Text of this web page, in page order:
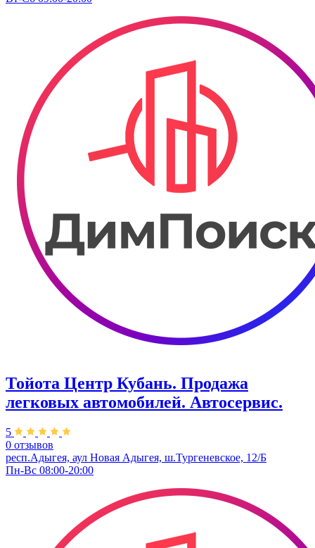
Тойота Центр Кубань. ​Продажа
легковых автомобилей. Автосервис.
5
0 отзывов
респ.Адыгея, аул Новая Адыгея, ш.Тургеневское, 12/Б
Пн-Вс 08:00-20:00